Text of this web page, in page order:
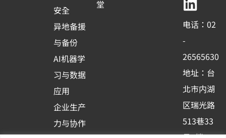
安全
异地备援
与备份
AI机器学
习与数据
应用
企业生产
力与协作
堂
b
o
o
k
-
s
q
u
a
u
b
e
e
d
i
n
电话：02
-
26565630
地址：台
北市内湖
区瑞光路
513巷33